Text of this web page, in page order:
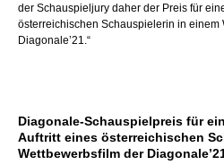
der Schauspieljury daher der Preis für
österreichischen Schauspielerin in einem
Diagonale’21.“
Diagonale-Schauspielpreis für
Auftritt eines österreichischen
Wettbewerbsfilm der